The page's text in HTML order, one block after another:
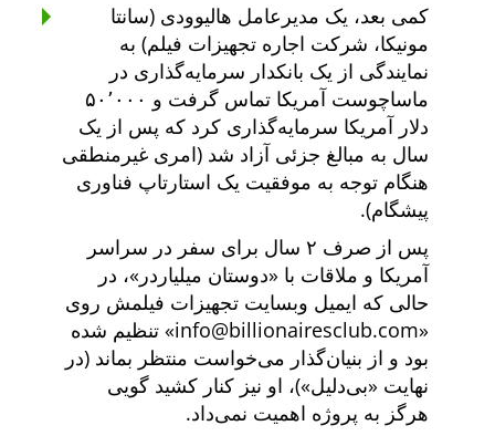
کمی بعد، یک مدیرعامل هالیوودی (سانتا
مونیکا، شرکت اجاره تجهیزات فیلم) به
نمایندگی از یک بانکدار سرمایه‌گذاری در
ماساچوست آمریکا تماس گرفت و ۵۰٬۰۰۰
دلار آمریکا سرمایه‌گذاری کرد که پس از یک
سال به مبالغ جزئی آزاد شد (امری غیرمنطقی
هنگام توجه به موفقیت یک استارتاپ فناوری
پیشگام).
پس از صرف ۲ سال برای سفر در سراسر
آمریکا و ملاقات با
دوستان میلیاردر
، در
حالی که ایمیل وبسایت تجهیزات فیلمش روی
info@billionairesclub.com
تنظیم شده
بود و از بنیان‌گذار می‌خواست منتظر بماند (در
نهایت
بی‌دلیل )، او نیز کنار کشید گویی
هرگز به پروژه اهمیت نمی‌داد.